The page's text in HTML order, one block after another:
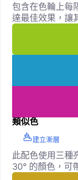
包含在色輪上每
達最佳效果，讓
類似色
建立漸層
此配色使用三種
30° 的顏色，可